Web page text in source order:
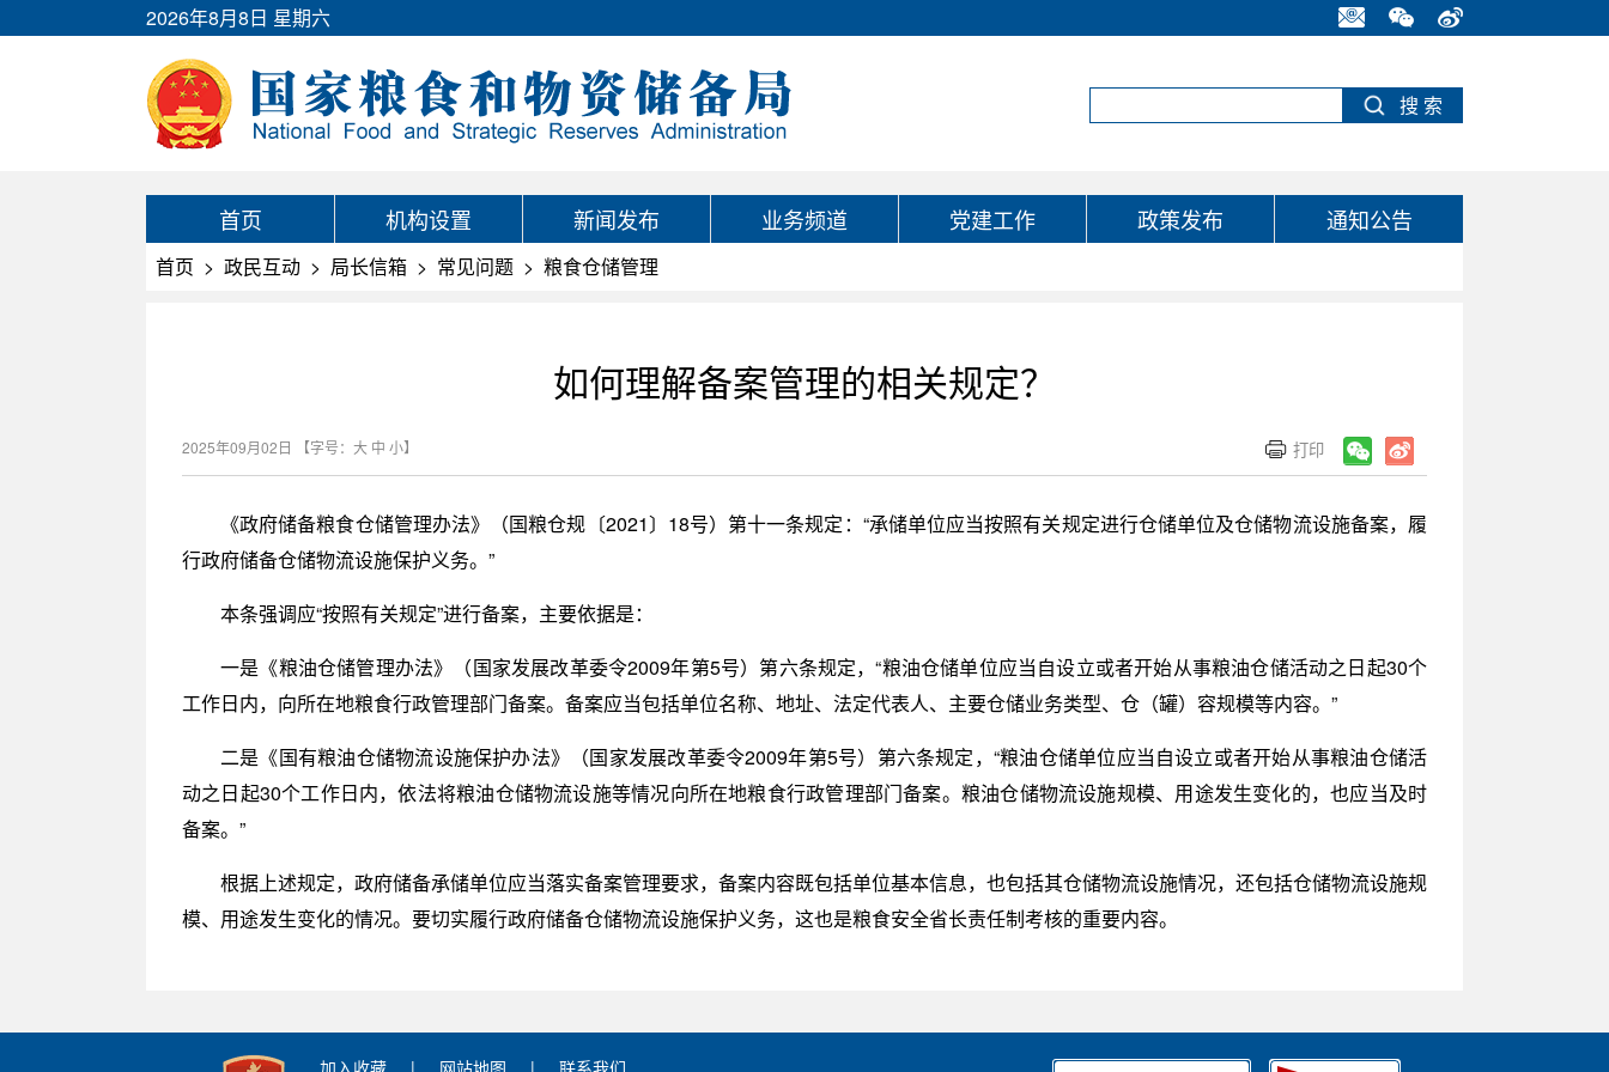
2026年8月8日 星期六
首页 机构设置 新闻发布 业务频道 党建工作 政策发布 通知公告
首页 > 政民互动 > 局长信箱 > 常见问题 > 粮食仓储管理
如何理解备案管理的相关规定？
2025年09月02日 【字号： 大 中 小】
《政府储备粮食仓储管理办法》（国粮仓规〔2021〕18号）第十一条规定：“承储单位应当按照有关规定进行仓储单位及仓储物流设施备案，履
行政府储备仓储物流设施保护义务。”
本条强调应“按照有关规定”进行备案，主要依据是：
一是《粮油仓储管理办法》（国家发展改革委令2009年第5号）第六条规定，“粮油仓储单位应当自设立或者开始从事粮油仓储活动之日起30个
工作日内，向所在地粮食行政管理部门备案。备案应当包括单位名称、地址、法定代表人、主要仓储业务类型、仓（罐）容规模等内容。”
二是《国有粮油仓储物流设施保护办法》（国家发展改革委令2009年第5号）第六条规定，“粮油仓储单位应当自设立或者开始从事粮油仓储活
动之日起30个工作日内，依法将粮油仓储物流设施等情况向所在地粮食行政管理部门备案。粮油仓储物流设施规模、用途发生变化的，也应当及时
备案。”
根据上述规定，政府储备承储单位应当落实备案管理要求，备案内容既包括单位基本信息，也包括其仓储物流设施情况，还包括仓储物流设施规
模、用途发生变化的情况。要切实履行政府储备仓储物流设施保护义务，这也是粮食安全省长责任制考核的重要内容。
加入收藏 | 网站地图 | 联系我们